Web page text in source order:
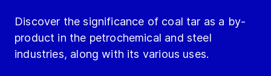
Discover the significance of coal tar as a by-
product in the petrochemical and steel
industries, along with its various uses.